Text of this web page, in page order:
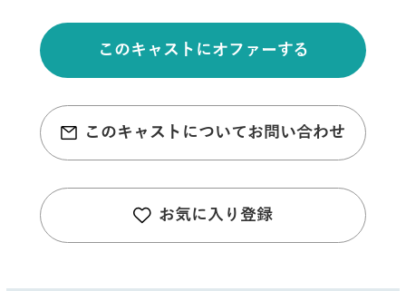
このキャストにオファーする
このキャストについてお問い合わせ
お気に入り登録